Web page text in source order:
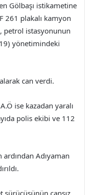
Gölbaşı istikametine
261 plakalı kamyon
petrol istasyonunun
yönetimindeki
can verdi.
ise kazadan yaralı
polis ekibi ve 112
ardından Adıyaman